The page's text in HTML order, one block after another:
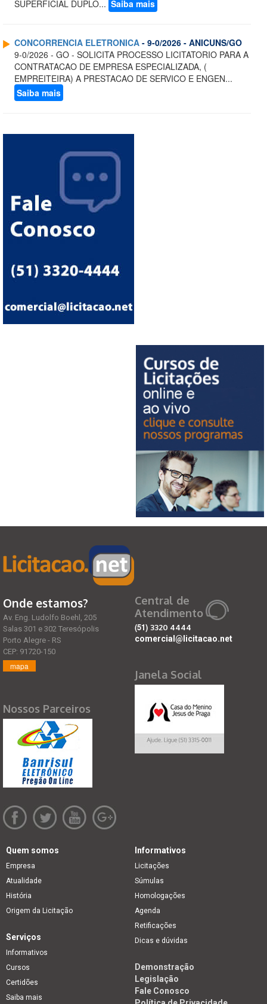
SUPERFICIAL DUPLO... Saiba mais
CONCORRENCIA ELETRONICA - 9-0/2026 - ANICUNS/GO
9-0/2026 - GO - SOLICITA PROCESSO LICITATORIO PARA A
CONTRATACAO DE EMPRESA ESPECIALIZADA, (
EMPREITEIRA) A PRESTACAO DE SERVICO E ENGEN...
Saiba mais
Onde estamos?
Av. Eng. Ludolfo Boehl, 205
Salas 301 e 302 Teresópolis
Porto Alegre - RS
CEP: 91720-150
mapa
Nossos Parceiros
Central de
Atendimento
(51) 3320 4444
comercial@licitacao.net
Janela Social
Quem somos
Empresa
Atualidade
História
Origem da Licitação
Informativos
Licitações
Súmulas
Homologações
Agenda
Retificações
Dicas e dúvidas
Serviços
Informativos
Cursos
Certidões
Saiba mais
Demonstração
Legislação
Fale Conosco